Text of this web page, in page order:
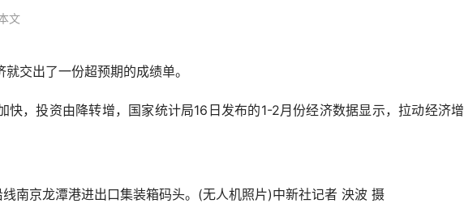
文
交出了一份超预期的成绩单。
，投资由降转增，国家统计局16日发布的1-2月份经济数据显示，拉动经济增
南京龙潭港进出口集装箱码头。(无人机照片)中新社记者 泱波 摄